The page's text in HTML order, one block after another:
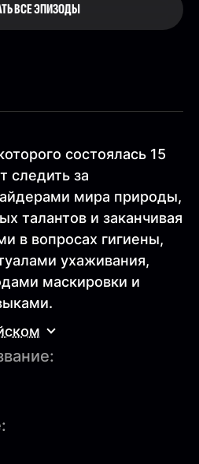
ВСЕ ЭПИЗОДЫ
состоялась 15
следить за
мира природы,
талантов и заканчивая
в вопросах гигиены,
ухаживания,
маскировки и